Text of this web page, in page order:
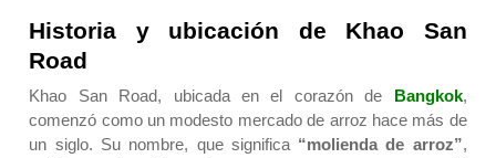
Historia y ubicación de Khao San
Road
Khao San Road, ubicada en el corazón de Bangkok,
comenzó como un modesto mercado de arroz hace más de
un siglo. Su nombre, que significa “molienda de arroz”,